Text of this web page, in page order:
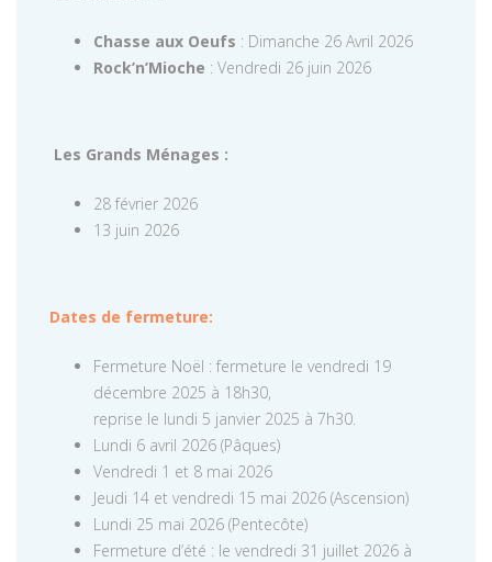
Chasse aux Oeufs : Dimanche 26 Avril 2026
Rock’n’Mioche : Vendredi 26 juin 2026
Les Grands Ménages :
28 février 2026
13 juin 2026
Dates de fermeture:
Fermeture Noël : fermeture le vendredi 19
décembre 2025 à 18h30,
reprise le lundi 5 janvier 2025 à 7h30.
Lundi 6 avril 2026 (Pâques)
Vendredi 1 et 8 mai 2026
Jeudi 14 et vendredi 15 mai 2026 (Ascension)
Lundi 25 mai 2026 (Pentecôte)
Fermeture d’été : le vendredi 31 juillet 2026 à